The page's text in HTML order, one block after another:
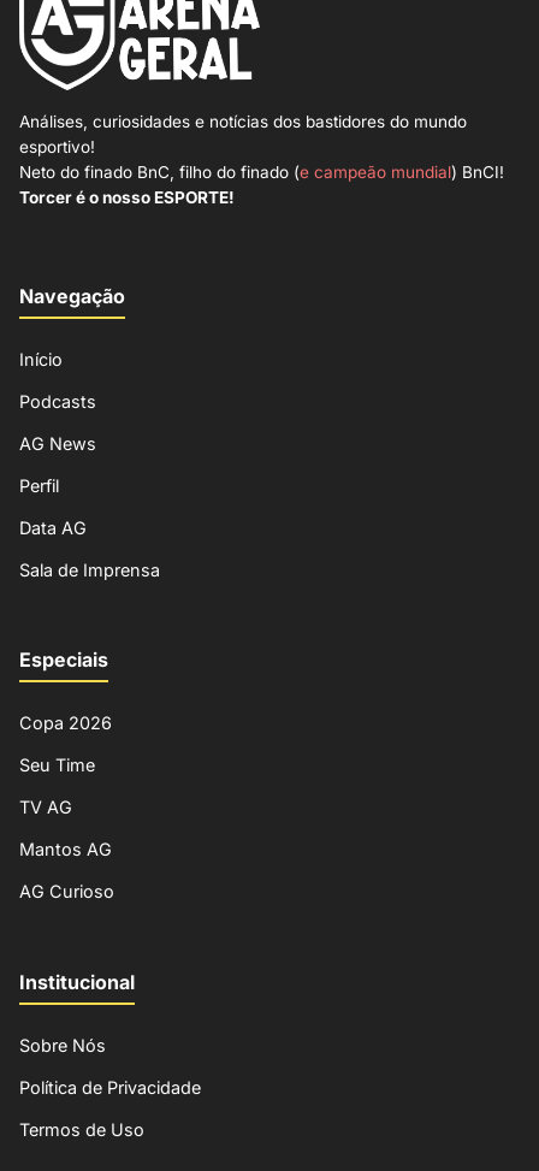
Análises, curiosidades e notícias dos bastidores do mundo
esportivo!
Neto do finado BnC, filho do finado (e campeão mundial) BnCI!
Torcer é o nosso ESPORTE!
Navegação
Início
Podcasts
AG News
Perfil
Data AG
Sala de Imprensa
Especiais
Copa 2026
Seu Time
TV AG
Mantos AG
AG Curioso
Institucional
Sobre Nós
Política de Privacidade
Termos de Uso